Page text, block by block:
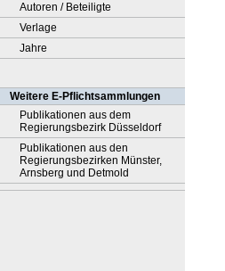
Autoren / Beteiligte
Verlage
Jahre
Weitere E-Pflichtsammlungen
Publikationen aus dem
Regierungsbezirk Düsseldorf
Publikationen aus den
Regierungsbezirken Münster,
Arnsberg und Detmold